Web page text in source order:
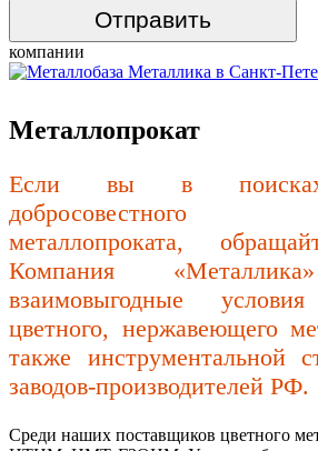
компании
Металлопрокат
Если вы в поисках
добросовестного
металлопроката,
Компания
взаимовыгодные
цветного, нержавеющего
также инструментальной
заводов-производителей РФ.
Среди наших поставщиков цветного